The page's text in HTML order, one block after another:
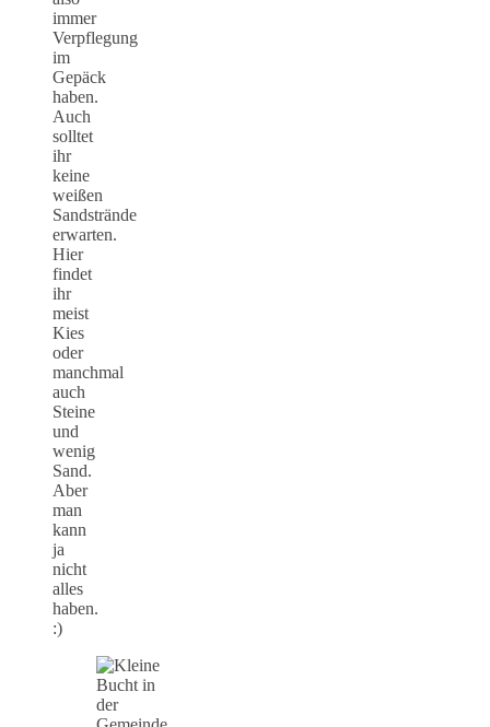
immer
Verpflegung
im
Gepäck
haben.
Auch
solltet
ihr
keine
weißen
Sandstrände
erwarten.
Hier
findet
ihr
meist
Kies
oder
manchmal
auch
Steine
und
wenig
Sand.
Aber
man
kann
ja
nicht
alles
haben.
:)